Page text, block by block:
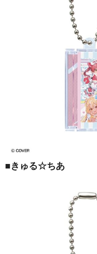
■きゅる☆ちあ